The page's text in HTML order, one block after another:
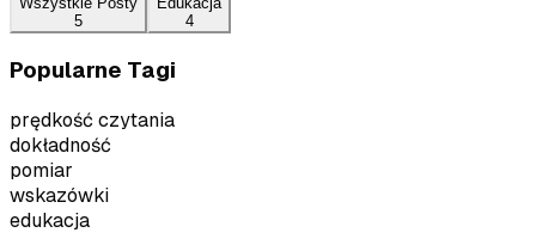
5
4
Popularne Tagi
prędkość czytania
dokładność
pomiar
wskazówki
edukacja